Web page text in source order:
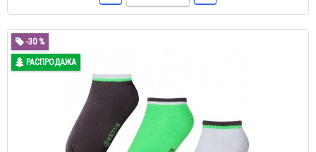
-30 %
РАСПРОДАЖА